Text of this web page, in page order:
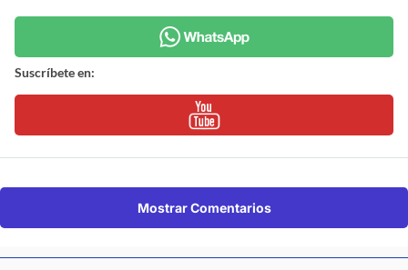
Suscríbete en:
Mostrar Comentarios